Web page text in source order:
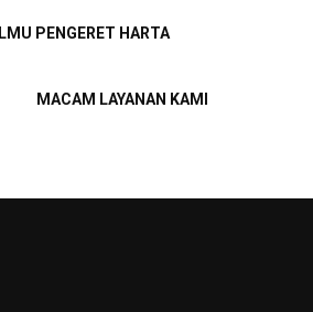
ILMU PENGERET HARTA
MACAM LAYANAN KAMI